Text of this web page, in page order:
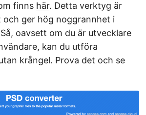
finns här. Detta verktyg är
och ger hög noggrannhet i
oavsett om du är utvecklare
kan du utföra
krångel. Prova det och se